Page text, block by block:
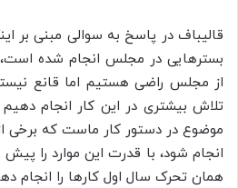
قالیباف در پاسخ به سوالی مبنی بر
بسترهایی در مجلس انجام شده است،
از مجلس راضی هستیم اما قانع
تلاش بیشتری در این کار انجام
موضوع در دستور کار ماست که برخی
انجام شود، با قدرت این موارد را پیش
همان تحرک سال اول کارها را انجام